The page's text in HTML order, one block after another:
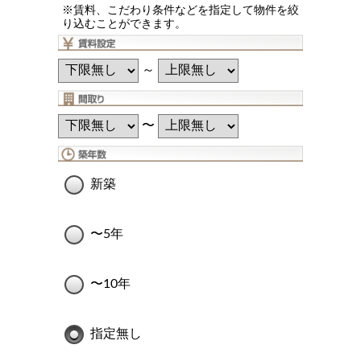
※賃料、こだわり条件などを指定して物件を絞
り込むことができます。
～
〜
新築
〜5年
〜10年
指定無し